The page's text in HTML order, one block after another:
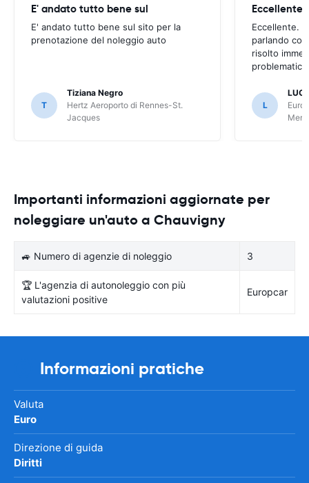
E' andato tutto bene sul
E' andato tutto bene sul sito per la
prenotazione del noleggio auto
T
Tiziana Negro
Hertz Aeroporto di Rennes-St.
Jacques
Eccellente.
parlando
risolto
L
Importanti informazioni aggiornate per
noleggiare un'auto a Chauvigny
🚙 Numero di agenzie di noleggio 3
🏆 L'agenzia di autonoleggio con più
valutazioni positive
Europcar
Informazioni pratiche
Valuta
Euro
Direzione di guida
Diritti